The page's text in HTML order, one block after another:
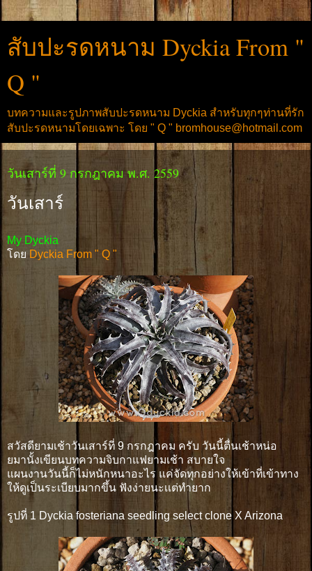
สับปะรดหนาม Dyckia From "
Q "
บทความและรูปภาพสับปะรดหนาม Dyckia สำหรับทุกๆท่านที่รัก
สับปะรดหนามโดยเฉพาะ โดย " Q " bromhouse@hotmail.com
วันเสาร์ที่ 9 กรกฎาคม พ.ศ. 2559
วันเสาร์
My Dyckia
โดยDyckia From " Q "
สวัสดียามเช้าวันเสาร์ที่ 9 กรกฎาคม ครับ วันนี้ตื่นเช้าหน่อ
ยมานั้งเขียนบทความจิบกาแฟยามเช้า สบายใจ
แผนงานวันนี้ก็ไม่หนักหนาอะไร แค่จัดทุกอย่างให้เข้าที่เข้าทาง
ให้ดูเป็นระเบียบมากขึ้น ฟังง่ายนะเเต่ทำยาก
รูปที่ 1 Dyckia fosteriana seedling select clone X Arizona